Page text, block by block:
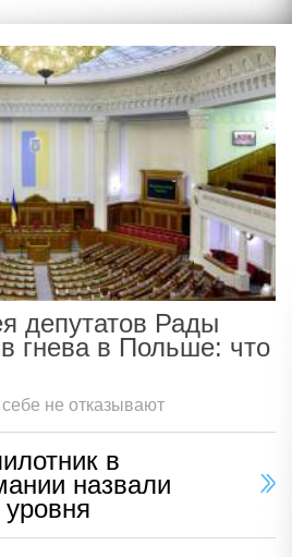
депутатов Рады
гнева в Польше: что
не отказывают
в
назвали
уровня